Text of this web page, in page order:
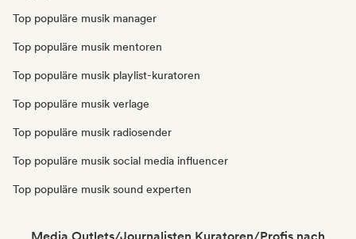
Top populäre musik manager
Top populäre musik mentoren
Top populäre musik playlist-kuratoren
Top populäre musik verlage
Top populäre musik radiosender
Top populäre musik social media influencer
Top populäre musik sound experten